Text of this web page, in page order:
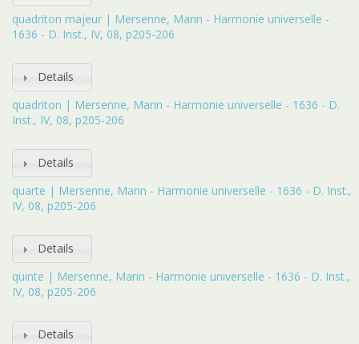
quadriton majeur | Mersenne, Marin - Harmonie universelle -
1636 - D. Inst., IV, 08, p205-206
Details
quadriton | Mersenne, Marin - Harmonie universelle - 1636 - D.
Inst., IV, 08, p205-206
Details
quarte | Mersenne, Marin - Harmonie universelle - 1636 - D. Inst.,
IV, 08, p205-206
Details
quinte | Mersenne, Marin - Harmonie universelle - 1636 - D. Inst.,
IV, 08, p205-206
Details